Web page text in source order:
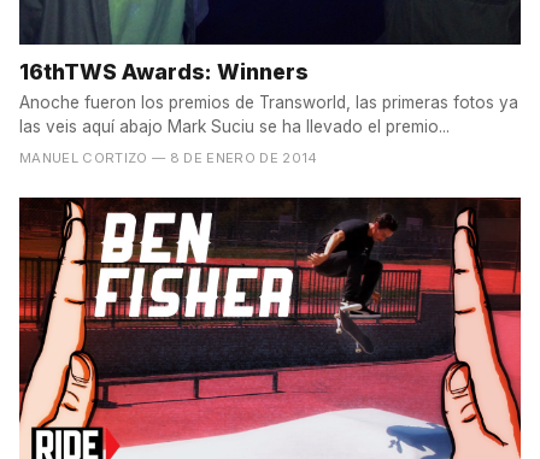
16thTWS Awards: Winners
Anoche fueron los premios de Transworld, las primeras fotos ya
las veis aquí abajo Mark Suciu se ha llevado el premio...
MANUEL CORTIZO — 8 DE ENERO DE 2014